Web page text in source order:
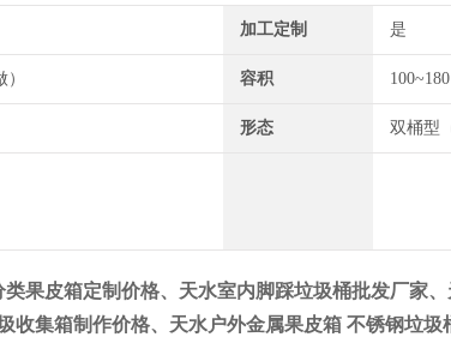
加工定制 是
容积
形态 双桶型
果皮箱定制价格、天水室内脚踩垃圾桶批发厂家
收集箱制作价格、 天水户外金属果皮箱 不锈钢垃圾